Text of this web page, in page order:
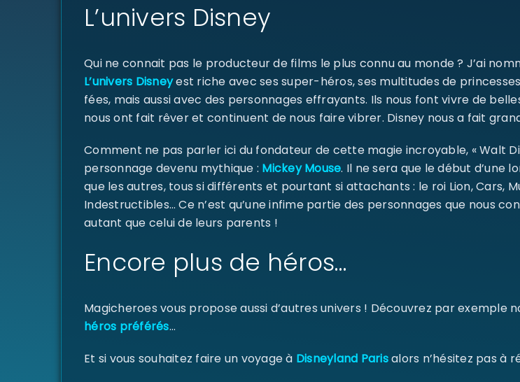
Mot de passe*
Se
SE CONNECTER
MOT DE PASSE PERDU ?
L’univers Disney
Qui ne connait pas le producteur de films le plus connu au monde ? J’ai
L’univers Disneyest riche avec ses super-héros, ses multitudes de
fées, mais aussi avec des personnages effrayants. Ils nous font vivre de
nous ont fait rêver et continuent de nous faire vibrer. Disney nous a fait
Comment ne pas parler ici du fondateur de cette magie incroyable, « Walt
personnage devenu mythique : Mickey Mouse. Il ne sera que le début d’une
que les autres, tous si différents et pourtant si attachants : le roi Lion, Cars,
Indestructibles… Ce n’est qu’une infime partie des personnages que nous
autant que celui de leurs parents !
Encore plus de héros…
Magicheroes vous propose aussi d’autres univers ! Découvrez par exemple
héros préférés…
Et si vous souhaitez faire un voyage à Disneyland Parisalors n’hésitez pas à